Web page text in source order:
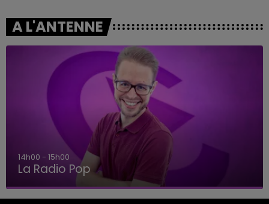
A L'ANTENNE
14h00 - 15h00
La Radio Pop